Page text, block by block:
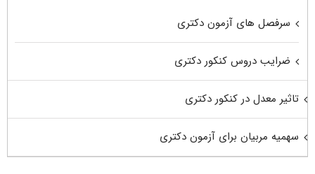
سرفصل های آزمون دکتری
ضرایب دروس کنکور دکتری
تاثیر معدل در کنکور دکتری
سهمیه مربیان برای آزمون دکتری